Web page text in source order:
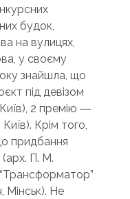
будок,
на вулицях,
у своєму
знайшла, що
під девізом
2 премію ―
Крім того,
придбання
(арх. П. М.
Мінськ). Не